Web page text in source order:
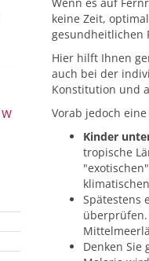
W
keine Zeit,
gesundheitlichen
Hier hilft Ihnen
auch bei der
Konstitution und
Vorab jedoch
Kinder
tropische
Spätestens
Denken Sie